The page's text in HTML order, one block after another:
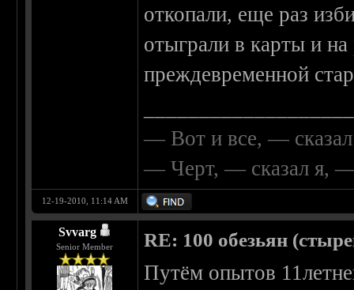
откопали, еще раз
отыграли в карты и
преждевременной
— Вот и все, —
— Черт, — сказал я, —
12-19-2010, 11:14 AM
Svvarg
Senior Member RE: 100 обезьян
Путём опытов